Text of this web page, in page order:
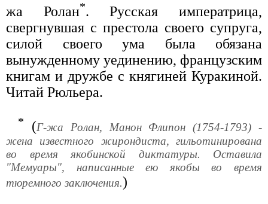
жа Ролан*. Русская императрица,
свергнувшая с престола своего супруга,
силой своего ума была обязана
вынужденному уединению, французским
книгам и дружбе с княгиней Куракиной.
Читай Рюльера.
* (Г-жа Ролан, Манон Флипон (1754-1793) -
жена известного жирондиста, гильотинирована
во время якобинской диктатуры. Оставила
"Мемуары", написанные ею якобы во время
тюремного заключения.)